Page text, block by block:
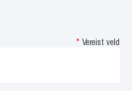
* Vereist veld